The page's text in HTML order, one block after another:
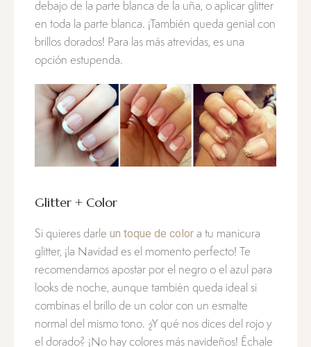
debajo de la parte blanca de la uña, o aplicar glitter
en toda la parte blanca. ¡También queda genial con
brillos dorados! Para las más atrevidas, es una
opción estupenda.
Glitter + Color
Si quieres darle un toque de color a tu manicura
glitter, ¡la Navidad es el momento perfecto! Te
recomendamos apostar por el negro o el azul para
looks de noche, aunque también queda ideal si
combinas el brillo de un color con un esmalte
normal del mismo tono. ¿Y qué nos dices del rojo y
el dorado? ¡No hay colores más navideños! Échale